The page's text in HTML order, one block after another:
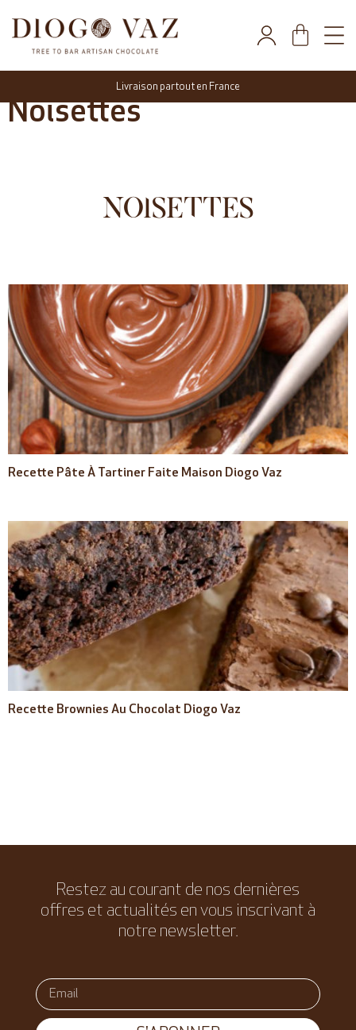
Livraison partout en France
Noisettes
NOISETTES
Recette Pâte À Tartiner Faite Maison Diogo Vaz
Recette Brownies Au Chocolat Diogo Vaz
Restez au courant de nos dernières
offres et actualités en vous inscrivant à
notre newsletter.